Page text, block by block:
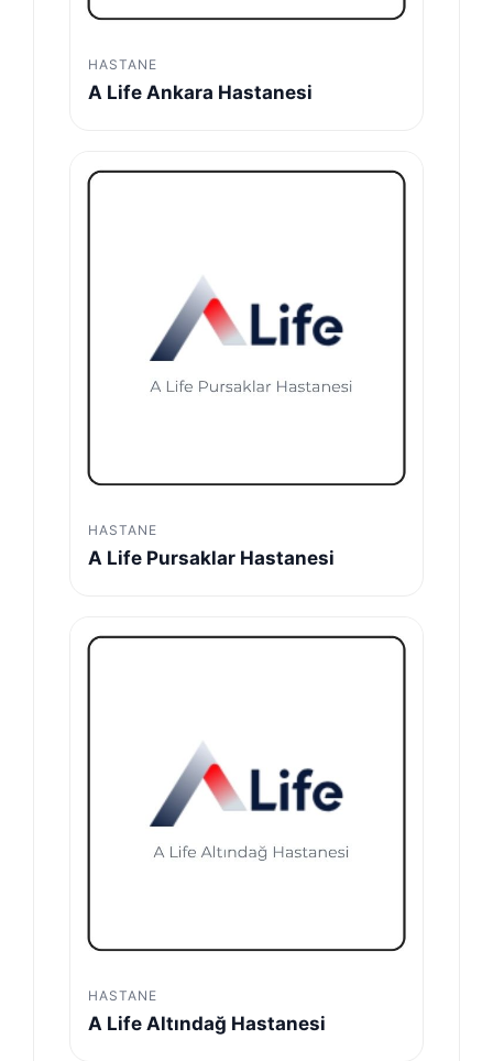
HASTANE
A Life Ankara Hastanesi
HASTANE
A Life Pursaklar Hastanesi
HASTANE
A Life Altındağ Hastanesi